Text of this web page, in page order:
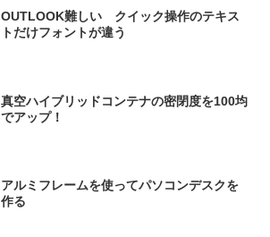
OUTLOOK難しい クイック操作のテキス
トだけフォントが違う
真空ハイブリッドコンテナの密閉度を100均
でアップ！
アルミフレームを使ってパソコンデスクを
作る